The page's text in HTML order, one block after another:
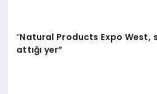
“Natural Products Expo West,
attığı yer”